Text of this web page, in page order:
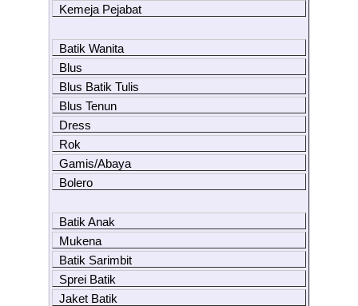
Kemeja Pejabat
Batik Wanita
Blus
Blus Batik Tulis
Blus Tenun
Dress
Rok
Gamis/Abaya
Bolero
Batik Anak
Mukena
Batik Sarimbit
Sprei Batik
Jaket Batik